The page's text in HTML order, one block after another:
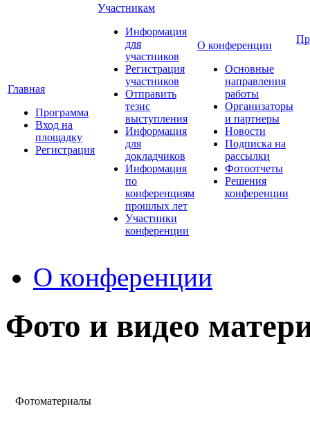
Главная
Программа
Вход на
площадку
Регистрация
Участникам
Информация
для
участников
Регистрация
участников
Отправить
тезис
выступления
Информация
для
докладчиков
Информация
по
конференциям
прошлых лет
Участники
конференции
О конференции
Основные
направления
работы
Организаторы
и партнеры
Новости
Подписка на
рассылки
Фотоотчеты
Решения
конференции
О конференции
Фото и видео
Фотоматериалы